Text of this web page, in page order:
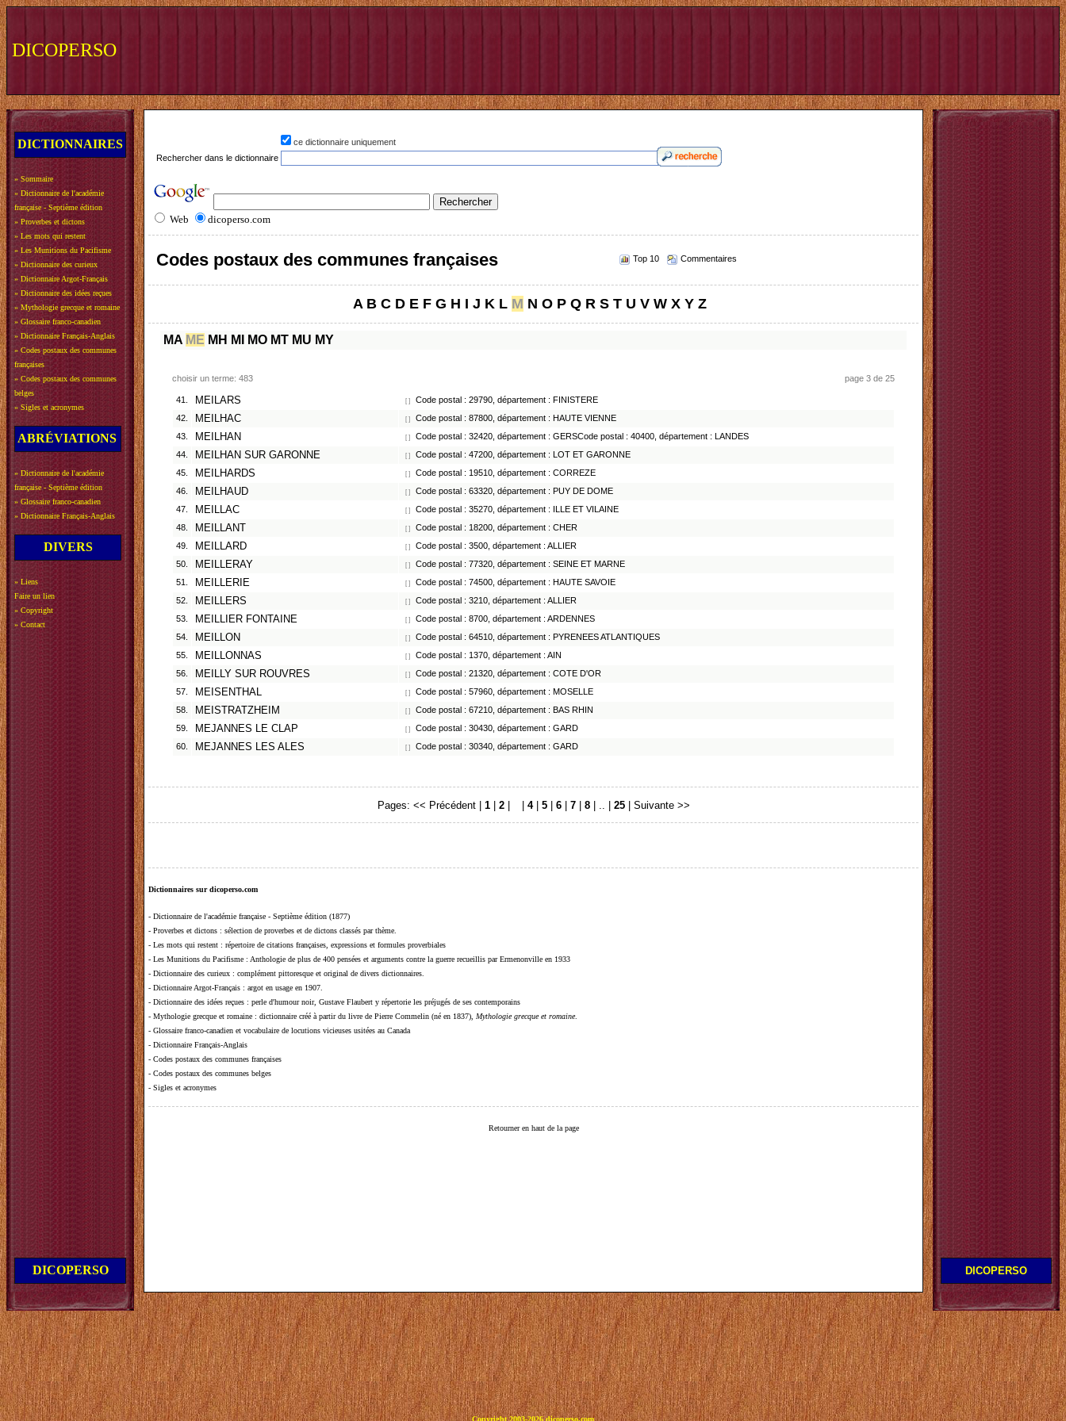
DICOPERSO
DICTIONNAIRES
» Sommaire
» Dictionnaire de l'académie
française - Septième édition
» Proverbes et dictons
» Les mots qui restent
» Les Munitions du Pacifisme
» Dictionnaire des curieux
» Dictionnaire Argot-Français
» Dictionnaire des idées reçues
» Mythologie grecque et romaine
» Glossaire franco-canadien
» Dictionnaire Français-Anglais
» Codes postaux des communes
françaises
» Codes postaux des communes
belges
» Sigles et acronymes
ABRÉVIATIONS
» Dictionnaire de l'académie
française - Septième édition
» Glossaire franco-canadien
» Dictionnaire Français-Anglais
DIVERS
» Liens
Faire un lien
» Copyright
» Contact
DICOPERSO
ce dictionnaire uniquement
Rechercher dans le dictionnaire
Web dicoperso.com
Codes postaux des communes françaises Top 10 Commentaires
A B C D E F G H I J K L M N O P Q R S T U V W X Y Z
MA ME MH MI MO MT MU MY
choisir un terme: 483 page 3 de 25
41. MEILARS [ ]
Code postal : 29790, département : FINISTERE
42.
MEILHAC [ ]
Code postal : 87800, département : HAUTE VIENNE
43.
MEILHAN [ ]
Code postal : 32420, département : GERSCode postal : 40400, département : LANDES
44.
MEILHAN SUR GARONNE [ ]
Code postal : 47200, département : LOT ET GARONNE
45.
MEILHARDS [ ]
Code postal : 19510, département : CORREZE
46.
MEILHAUD [ ]
Code postal : 63320, département : PUY DE DOME
47.
MEILLAC [ ]
Code postal : 35270, département : ILLE ET VILAINE
48.
MEILLANT [ ]
Code postal : 18200, département : CHER
49.
MEILLARD [ ]
Code postal : 3500, département : ALLIER
50.
MEILLERAY [ ]
Code postal : 77320, département : SEINE ET MARNE
51.
MEILLERIE [ ]
Code postal : 74500, département : HAUTE SAVOIE
52.
MEILLERS [ ]
Code postal : 3210, département : ALLIER
53.
MEILLIER FONTAINE [ ]
Code postal : 8700, département : ARDENNES
54.
MEILLON [ ]
Code postal : 64510, département : PYRENEES ATLANTIQUES
55.
MEILLONNAS [ ]
Code postal : 1370, département : AIN
56.
MEILLY SUR ROUVRES [ ]
Code postal : 21320, département : COTE D'OR
57.
MEISENTHAL [ ]
Code postal : 57960, département : MOSELLE
58.
MEISTRATZHEIM [ ]
Code postal : 67210, département : BAS RHIN
59.
MEJANNES LE CLAP [ ]
Code postal : 30430, département : GARD
60.
MEJANNES LES ALES [ ] Code postal : 30340, département : GARD
Pages: << Précédent| 1| 2| 4| 5| 6| 7| 8| .. | 25| Suivante >>
Dictionnaires sur dicoperso.com
- Dictionnaire de l'académie française - Septième édition (1877)
- Proverbes et dictons : sélection de proverbes et de dictons classés par thème.
- Les mots qui restent : répertoire de citations françaises, expressions et formules proverbiales
- Les Munitions du Pacifisme : Anthologie de plus de 400 pensées et arguments contre la guerre recueillis par Ermenonville en 1933
- Dictionnaire des curieux : complément pittoresque et original de divers dictionnaires.
- Dictionnaire Argot-Français : argot en usage en 1907.
- Dictionnaire des idées reçues : perle d'humour noir, Gustave Flaubert y répertorie les préjugés de ses contemporains
- Mythologie grecque et romaine : dictionnaire créé à partir du livre de Pierre Commelin (né en 1837), Mythologie grecque et romaine.
- Glossaire franco-canadien et vocabulaire de locutions vicieuses usitées au Canada
- Dictionnaire Français-Anglais
- Codes postaux des communes françaises
- Codes postaux des communes belges
- Sigles et acronymes
Retourner en haut de la page
DICOPERSO
Copyright 2003-2026 dicoperso.com